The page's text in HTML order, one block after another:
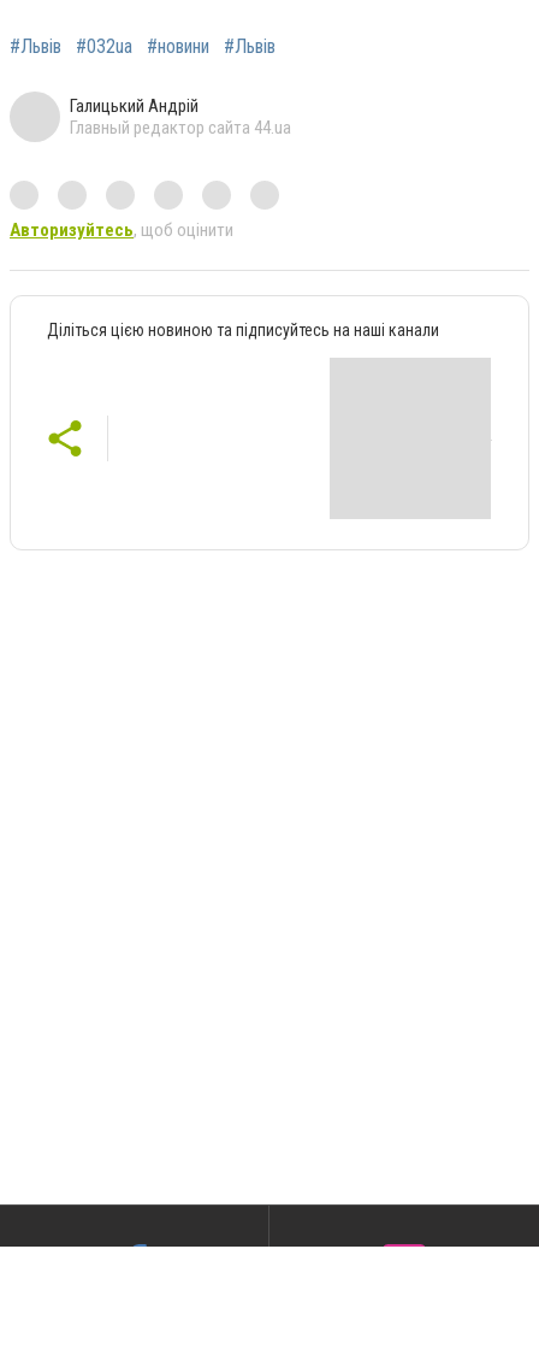
#Львів #032ua #новини #Львів
Галицький Андрій
Главный редактор сайта 44.ua
Авторизуйтесь, щоб оцінити
Діліться цією новиною та підписуйтесь на наші канали